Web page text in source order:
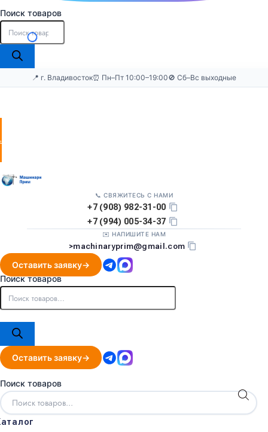
Поиск товаров
📍 г. Владивосток⏰ Пн–Пт 10:00–19:00🚫 Сб–Вс выходные
заявку
📞 СВЯЖИТЕСЬ С НАМИ
+7 (908) 982-31-00
+7 (994) 005-34-37
✉️ НАПИШИТЕ НАМ
>machinaryprim@gmail.com
Оставить заявку
Поиск товаров
Оставить заявку
Поиск товаров